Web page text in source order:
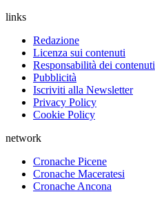
links
Redazione
Licenza sui contenuti
Responsabilità dei contenuti
Pubblicità
Iscriviti alla Newsletter
Privacy Policy
Cookie Policy
network
Cronache Picene
Cronache Maceratesi
Cronache Ancona